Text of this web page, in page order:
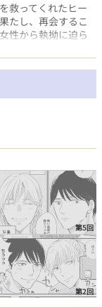
救ってくれたヒー
たし、再会するこ
性から執拗に迫ら
った糸川は、『俺と
と湯木に偽装恋人
ってしまったと焦る
憧れ拗らせ系後
第5回
第2回